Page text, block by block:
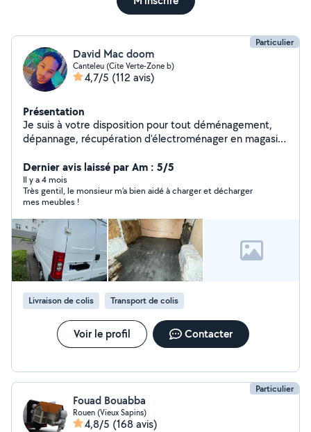
Particulier
David Mac doom
Canteleu (Cite Verte-Zone b)
4,7/5 (112 avis)
Présentation
Je suis à votre disposition pour tout déménagement,
dépannage, récupération d'électroménager en magasin
encombrants si besoin. Pour plus d'informations hésitez
Dernier avis laissé par Am : 5/5
Il y a 4 mois
Très gentil, le monsieur m’a bien aidé à charger et décharger
mes meubles !
Livraison de colis Transport de colis
Voir le profil Contacter
Particulier
Fouad Bouabba
Rouen (Vieux Sapins)
4,8/5 (168 avis)